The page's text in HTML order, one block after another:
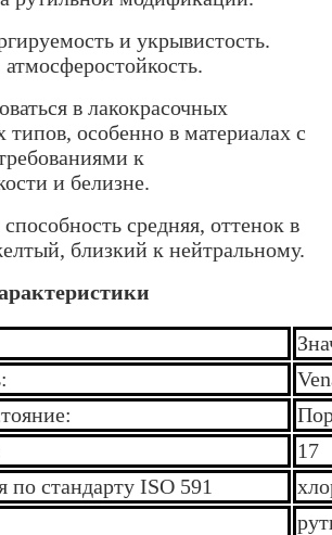
и укрывистость.
в лакокрасочных
типов, особенно в материалах с
к
и белизне.
средняя, оттенок в
близкий к нейтральному.
17
по стандарту ISO 591